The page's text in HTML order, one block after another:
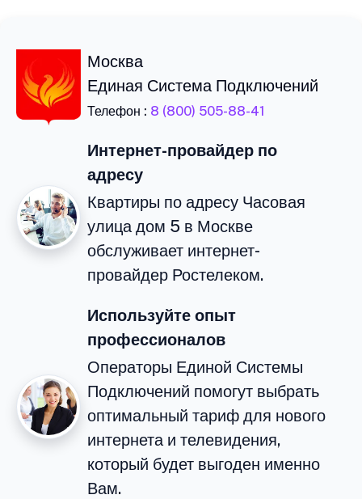
Москва
Единая Система Подключений
Телефон : 8 (800) 505-88-41
Интернет-провайдер по
адресу
Квартиры по адресу Часовая
улица дом 5 в Москве
обслуживает интернет-
провайдер Ростелеком.
Используйте опыт
профессионалов
Операторы Единой Системы
Подключений помогут выбрать
оптимальный тариф для нового
интернета и телевидения,
который будет выгоден именно
Вам.